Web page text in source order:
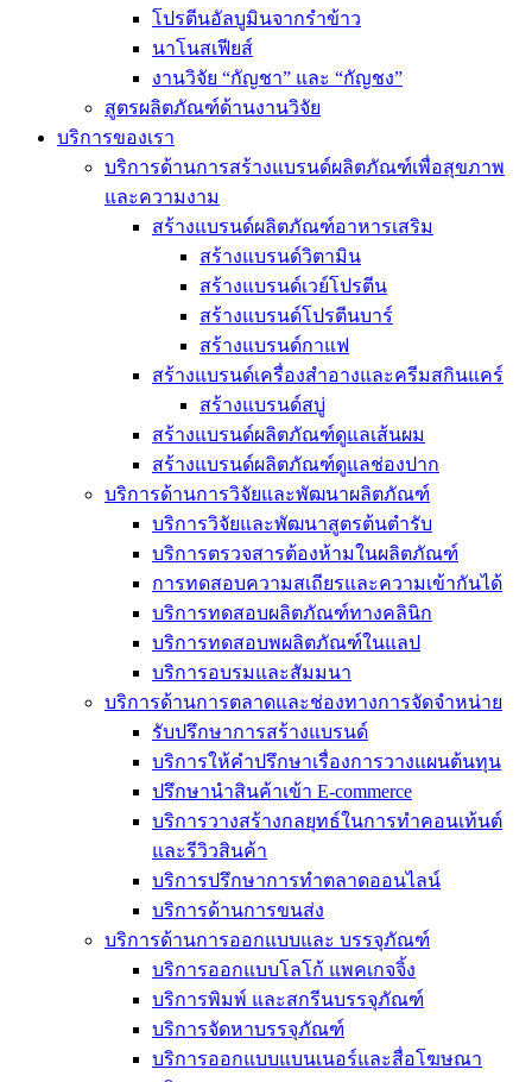
โปรตีนอัลบูมินจากรำข้าว
นาโนสเฟียส์
งานวิจัย “กัญชา” และ “กัญชง”
สูตรผลิตภัณฑ์ด้านงานวิจัย
บริการของเรา
บริการด้านการสร้างแบรนด์ผลิตภัณฑ์เพื่อสุขภาพ
และความงาม
สร้างแบรนด์ผลิตภัณฑ์อาหารเสริม
สร้างแบรนด์วิตามิน
สร้างแบรนด์เวย์โปรตีน
สร้างแบรนด์โปรตีนบาร์
สร้างแบรนด์กาแฟ
สร้างแบรนด์เครื่องสำอางและครีมสกินแคร์
สร้างแบรนด์สบู่
สร้างแบรนด์ผลิตภัณฑ์ดูแลเส้นผม
สร้างแบรนด์ผลิตภัณฑ์ดูแลช่องปาก
บริการด้านการวิจัยและพัฒนาผลิตภัณฑ์
บริการวิจัยและพัฒนาสูตรต้นตำรับ
บริการตรวจสารต้องห้ามในผลิตภัณฑ์
การทดสอบความสเถียรและความเข้ากันได้
บริการทดสอบผลิตภัณฑ์ทางคลินิก
บริการทดสอบพผลิตภัณฑ์ในแลป
บริการอบรมและสัมมนา
บริการด้านการตลาดและช่องทางการจัดจำหน่าย
รับปรึกษาการสร้างแบรนด์
บริการให้คำปรึกษาเรื่องการวางแผนต้นทุน
ปรึกษานำสินค้าเข้า E-commerce
บริการวางสร้างกลยุทธ์ในการทำคอนเท้นต์
และรีวิวสินค้า
บริการปรึกษาการทำตลาดออนไลน์
บริการด้านการขนส่ง
บริการด้านการออกแบบและ บรรจุภัณฑ์
บริการออกแบบโลโก้ แพคเกจจิ้ง
บริการพิมพ์ และสกรีนบรรจุภัณฑ์
บริการจัดหาบรรจุภัณฑ์
บริการออกแบบแบนเนอร์และสื่อโฆษณา